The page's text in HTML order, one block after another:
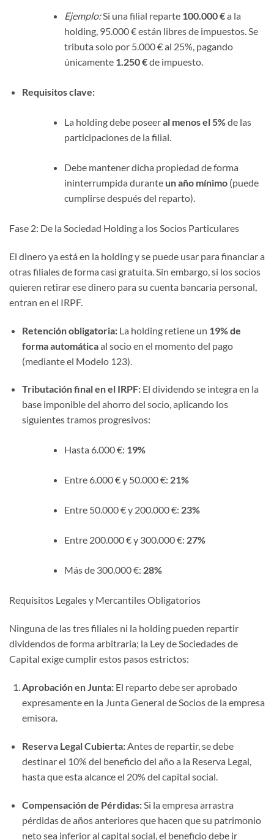
Ejemplo:Si una filial reparte 100.000 €a la
holding, 95.000 € están libres de impuestos. Se
tributa solo por 5.000 € al 25%, pagando
únicamente 1.250 €de impuesto.
Requisitos clave:
La holding debe poseeral menos el 5%de las
participaciones de la filial.
Debe mantener dicha propiedad de forma
ininterrumpida durante un año mínimo(puede
cumplirse después del reparto).
Fase 2: De la Sociedad Holding a los Socios Particulares
El dinero ya está en la holding y se puede usar para financiar a
otras filiales de forma casi gratuita. Sin embargo, si los socios
quieren retirar ese dinero para su cuenta bancaria personal,
entran en el IRPF.
Retención obligatoria:La holding retiene un 19% de
forma automáticaal socio en el momento del pago
(mediante el Modelo 123).
Tributación final en el IRPF:El dividendo se integra en la
base imponible del ahorro del socio, aplicando los
siguientes tramos progresivos:
Hasta 6.000 €: 19%
Entre 6.000 € y 50.000 €: 21%
Entre 50.000 € y 200.000 €: 23%
Entre 200.000 € y 300.000 €: 27%
Más de 300.000 €: 28%
Requisitos Legales y Mercantiles Obligatorios
Ninguna de las tres filiales ni la holding pueden repartir
dividendos de forma arbitraria; la Ley de Sociedades de
Capital exige cumplir estos pasos estrictos:
Aprobación en Junta:El reparto debe ser aprobado
expresamente en la Junta General de Socios de la empresa
emisora.
Reserva Legal Cubierta:Antes de repartir, se debe
destinar el 10% del beneficio del año a la Reserva Legal,
hasta que esta alcance el 20% del capital social.
Compensación de Pérdidas:Si la empresa arrastra
pérdidas de años anteriores que hacen que su patrimonio
neto sea inferior al capital social, el beneficio debe ir